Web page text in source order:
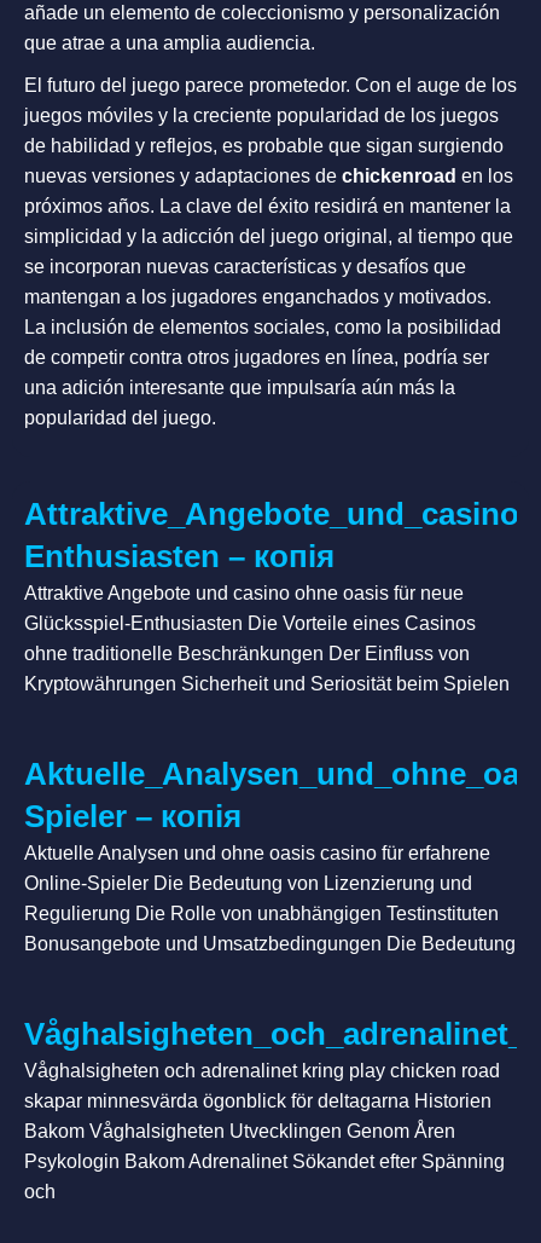
añade un elemento de coleccionismo y personalización
que atrae a una amplia audiencia.
El futuro del juego parece prometedor. Con el auge de los
juegos móviles y la creciente popularidad de los juegos
de habilidad y reflejos, es probable que sigan surgiendo
nuevas versiones y adaptaciones de chickenroad en los
próximos años. La clave del éxito residirá en mantener la
simplicidad y la adicción del juego original, al tiempo que
se incorporan nuevas características y desafíos que
mantengan a los jugadores enganchados y motivados.
La inclusión de elementos sociales, como la posibilidad
de competir contra otros jugadores en línea, podría ser
una adición interesante que impulsaría aún más la
popularidad del juego.
Enthusiasten – копія
Attraktive Angebote und casino ohne oasis für neue
Glücksspiel-Enthusiasten Die Vorteile eines Casinos
ohne traditionelle Beschränkungen Der Einfluss von
Kryptowährungen Sicherheit und Seriosität beim Spielen
Spieler – копія
Aktuelle Analysen und ohne oasis casino für erfahrene
Online-Spieler Die Bedeutung von Lizenzierung und
Regulierung Die Rolle von unabhängigen Testinstituten
Bonusangebote und Umsatzbedingungen Die Bedeutung
Våghalsigheten och adrenalinet kring play chicken road
skapar minnesvärda ögonblick för deltagarna Historien
Bakom Våghalsigheten Utvecklingen Genom Åren
Psykologin Bakom Adrenalinet Sökandet efter Spänning
och